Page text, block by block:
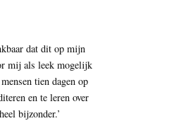
dat dit op mijn
mij als leek mogelijk
tien dagen op
en te leren over
bijzonder.’